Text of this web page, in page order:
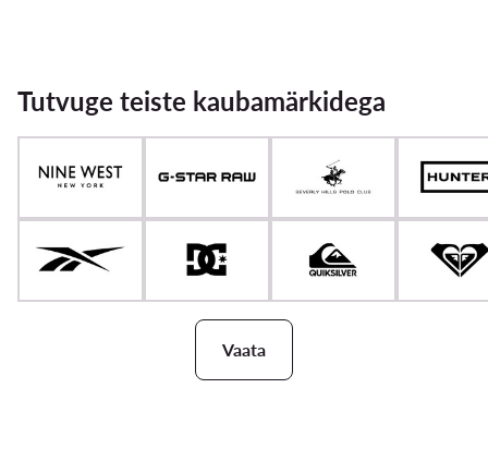
Tutvuge teiste kaubamärkidega
Vaata